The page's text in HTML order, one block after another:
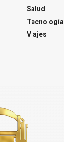
Salud
Tecnología
Viajes